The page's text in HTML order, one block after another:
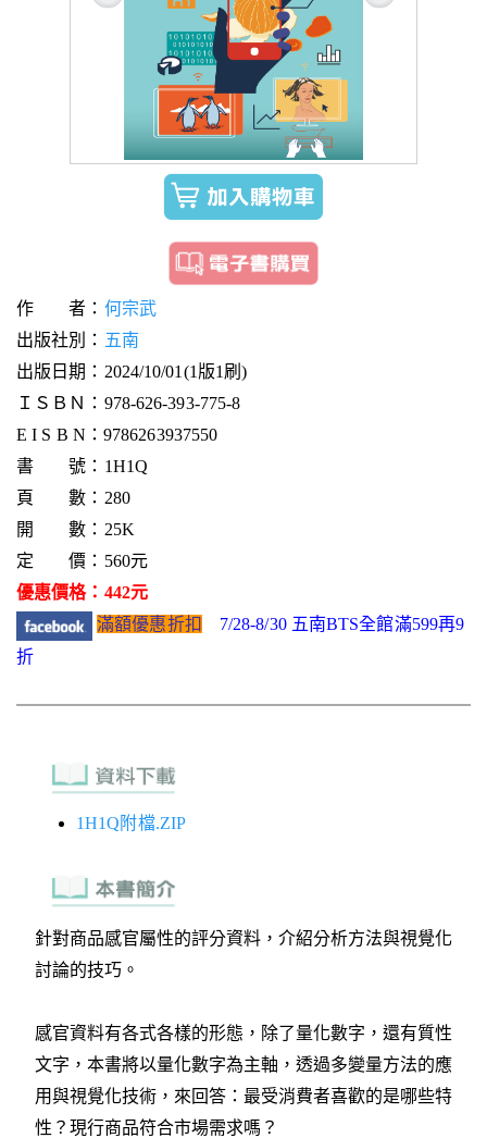
作 者： 何宗武
出版社別： 五南
出版日期：2024/10/01(1版1刷)
ＩＳＢＮ：978-626-393-775-8
E I S B N：9786263937550
書 號：1H1Q
頁 數：280
開 數：25K
定 價：560元
優惠價格：442元
滿額優惠折扣
7/28-8/30 五南BTS全館滿599再9
折
1H1Q附檔.ZIP